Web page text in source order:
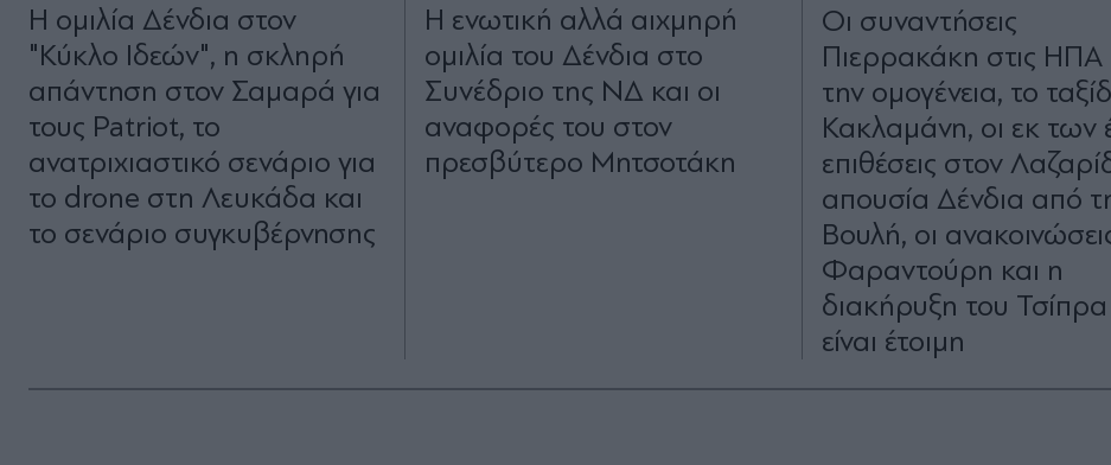
Η ομιλία Δένδια στον
"Κύκλο Ιδεών", η σκληρή
απάντηση στον Σαμαρά για
τους Patriot, το
ανατριχιαστικό σενάριο για
το drone στη Λευκάδα και
το σενάριο συγκυβέρνησης
Η ενωτική αλλά αιχμηρή
ομιλία του Δένδια στο
Συνέδριο της ΝΔ και οι
αναφορές του στον
πρεσβύτερο Μητσοτάκη
Οι συναντήσεις
Πιερρακάκη στις ΗΠΑ
την ομογένεια, το
Κακλαμάνη, οι εκ των
επιθέσεις στον
απουσία Δένδια από
Βουλή, οι
Φαραντούρη και η
διακήρυξη του
είναι έτοιμη